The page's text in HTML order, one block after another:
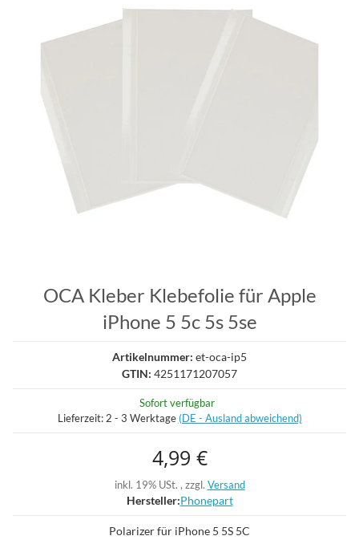
OCA Kleber Klebefolie für Apple
iPhone 5 5c 5s 5se
Artikelnummer: et-oca-ip5
GTIN: 4251171207057
Sofort verfügbar
Lieferzeit: 2 - 3 Werktage (DE - Ausland abweichend)
4,99 €
inkl. 19% USt. , zzgl. Versand
Hersteller:Phonepart
Polarizer für iPhone 5 5S 5C